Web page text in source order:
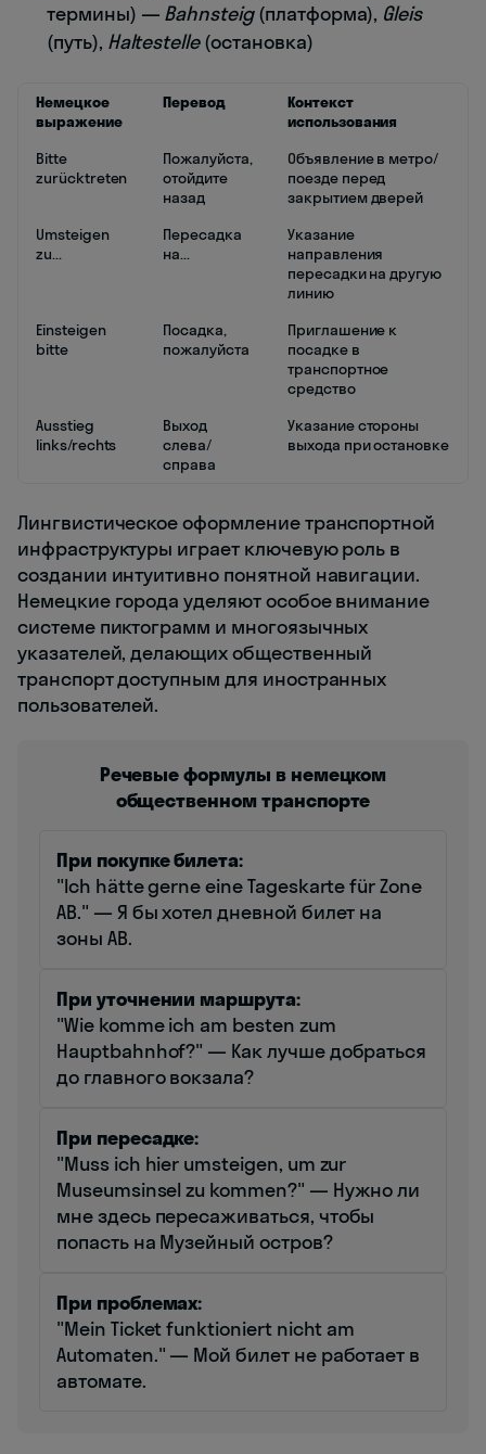
термины) — Bahnsteig(платформа), Gleis
(путь), Haltestelle(остановка)
Немецкое
выражение
Перевод
Контекст
использования
Bitte
zurücktreten
Пожалуйста,
отойдите
назад
Объявление в метро/
поезде перед
закрытием дверей
Umsteigen
zu...
Пересадка
на...
Указание
направления
пересадки на другую
линию
Einsteigen
bitte
Посадка,
пожалуйста
Приглашение к
посадке в
транспортное
средство
Ausstieg
links/rechts
Выход
слева/
справа
Указание стороны
выхода при остановке
Лингвистическое оформление транспортной
инфраструктуры играет ключевую роль в
создании интуитивно понятной навигации.
Немецкие города уделяют особое внимание
системе пиктограмм и многоязычных
указателей, делающих общественный
транспорт доступным для иностранных
пользователей.
Речевые формулы в немецком
общественном транспорте
При покупке билета:
"Ich hätte gerne eine Tageskarte für Zone
AB." — Я бы хотел дневной билет на
зоны AB.
При уточнении маршрута:
"Wie komme ich am besten zum
Hauptbahnhof?" — Как лучше добраться
до главного вокзала?
При пересадке:
"Muss ich hier umsteigen, um zur
Museumsinsel zu kommen?" — Нужно ли
мне здесь пересаживаться, чтобы
попасть на Музейный остров?
При проблемах:
"Mein Ticket funktioniert nicht am
Automaten." — Мой билет не работает в
автомате.